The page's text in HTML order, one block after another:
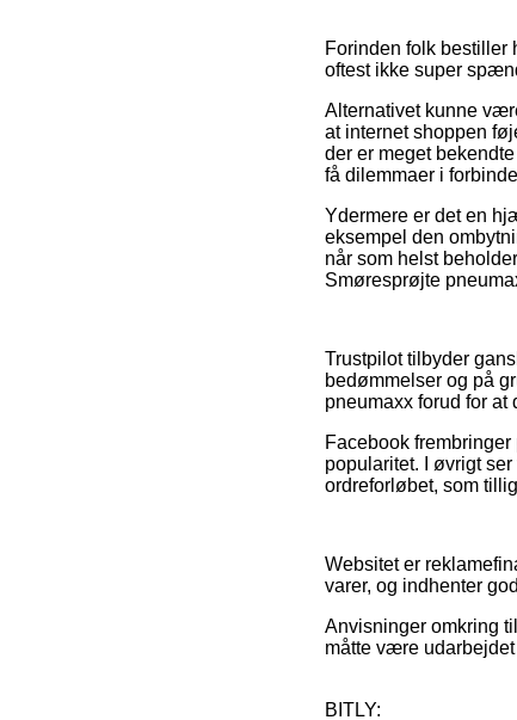
Forinden folk bestiller
oftest ikke super
Alternativet kunne
at internet shoppen
der er meget
få dilemmaer i
Ydermere er det en
eksempel den
når som helst
Smøresprøjte
Trustpilot tilbyder
bedømmelser og på
pneumaxx forud for at
Facebook
popularitet. I øvrigt
ordreforløbet, som
Websitet er
varer, og indhenter
Anvisninger omkring
måtte være
BITLY: